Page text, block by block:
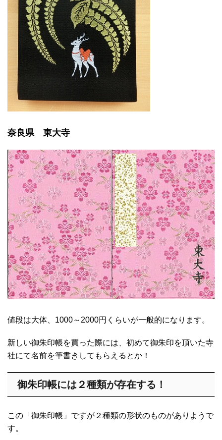
奈良県 東大寺
値段は大体、1000～2000円くらいが一般的になります。
新しい御朱印帳を買った際には、初めて御朱印を頂いた寺
社にて名前を筆書きしてもらえるとか！
御朱印帳には２種類が存在する！
この「御朱印帳」ですが２種類の形状のものがありようで
す。